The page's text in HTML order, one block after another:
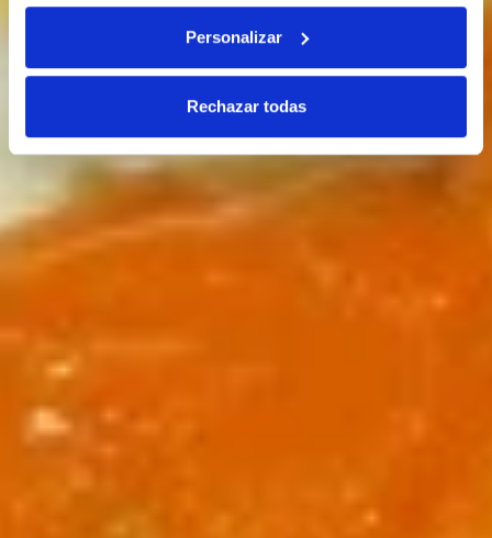
Personalizar
Rechazar todas